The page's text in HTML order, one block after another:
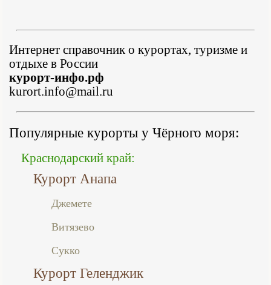
Интернет справочник о курортах, туризме и
отдыхе в России
курорт-инфо.рф
kurort.info@mail.ru
Популярные курорты у Чёрного моря:
Краснодарский край:
Курорт Анапа
Джемете
Витязево
Сукко
Курорт Геленджик